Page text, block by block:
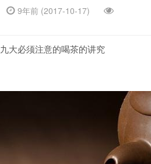
9年前 (2017-10-17)
大必须注意的喝茶的讲究